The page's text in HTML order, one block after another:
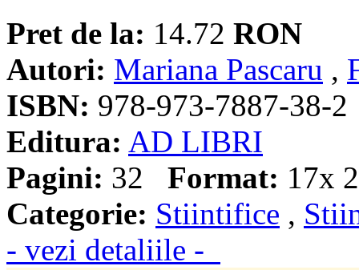
Pret de la: 14.72 RON
Autori: Mariana Pascaru ,
ISBN: 978-973-7887-38-2
Editura: AD LIBRI
Pagini: 32 Format: 17x
Categorie: Stiintifice ,
- vezi detaliile -